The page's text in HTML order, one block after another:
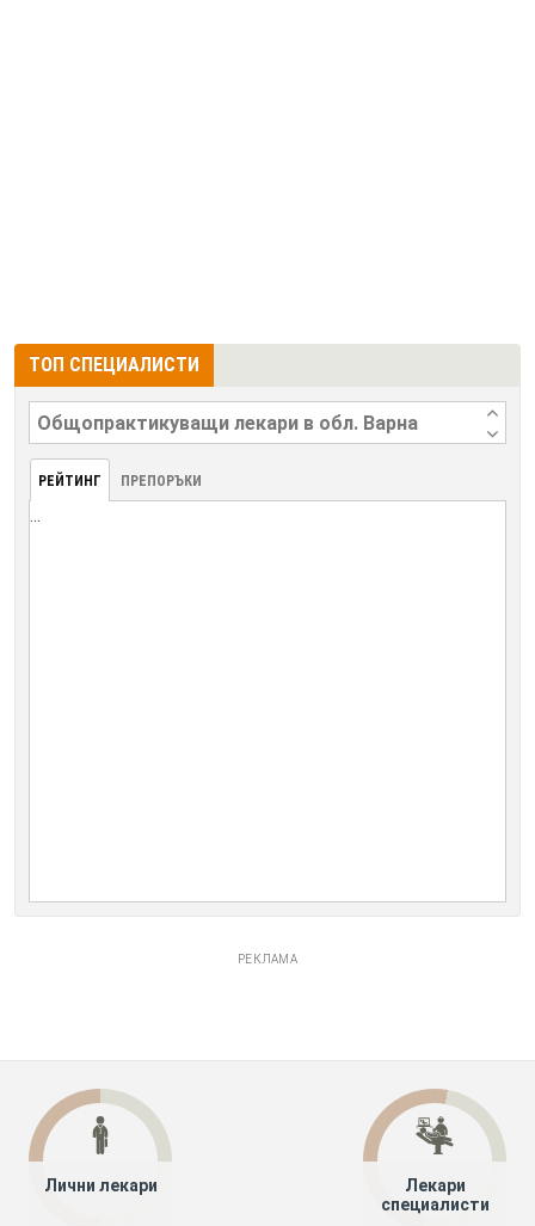
ТОП СПЕЦИАЛИСТИ
РЕЙТИНГ ПРЕПОРЪКИ
...
РЕКЛАМА
Лични лекари
Лекари
специалисти